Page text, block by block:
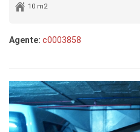
10 m2
Agente: c0003858